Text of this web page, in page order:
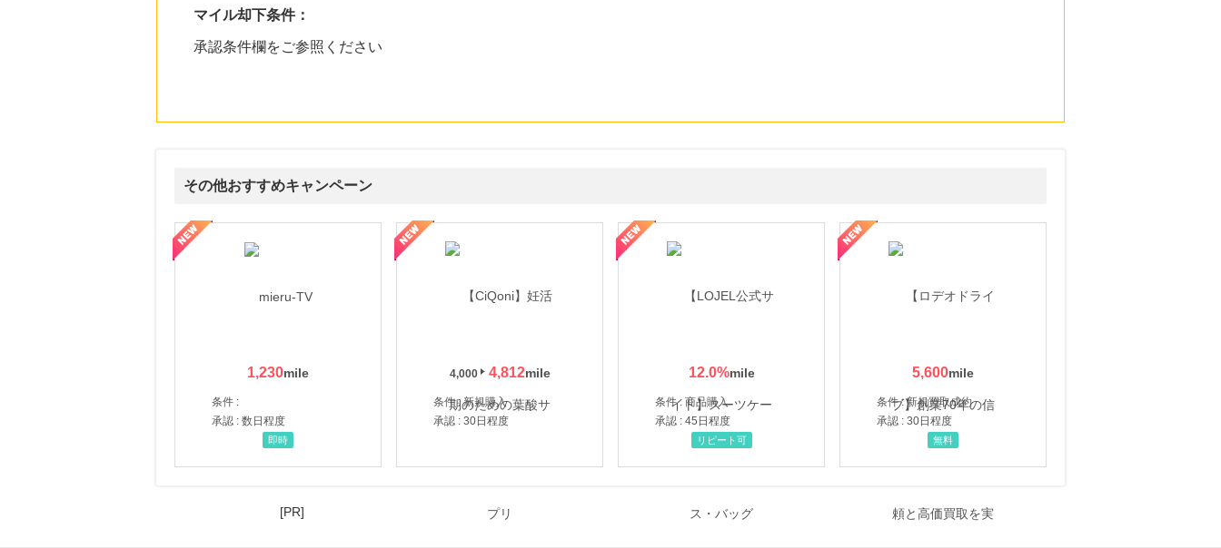
マイル却下条件：
承認条件欄をご参照ください
その他おすすめキャンペーン
1,230
条件 :
承認 : 数日程度
即時
4,000 4,812
条件 : 新規購入
承認 : 30日程度
12.0%
条件 : 商品購入
承認 : 45日程度
【LOJEL公式サイト】スーツケース・バッグ
リピート可
5,600
条件 : 新規買取成約
承認 : 30日程度
【ロデオドライブ】創業70年の信頼と高価買取を実現！ブランド品・貴金属の無料査定
無料
[PR]